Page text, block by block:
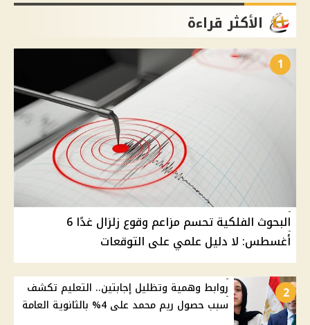
الأكثر قراءة
1
البحوث الفلكية تحسم مزاعم وقوع زلزال غدًا 6
أغسطس: لا دليل علمي على التوقعات
2
روابط وهمية وتظليل إجابتين.. التعليم تكشف
سبب حصول ريم محمد على 4% بالثانوية العامة